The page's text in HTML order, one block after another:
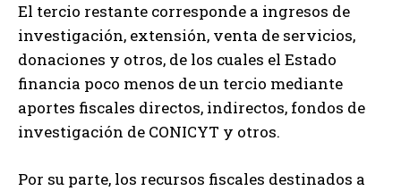
El tercio restante corresponde a ingresos de
investigación, extensión, venta de servicios,
donaciones y otros, de los cuales el Estado
financia poco menos de un tercio mediante
aportes fiscales directos, indirectos, fondos de
investigación de CONICYT y otros.
Por su parte, los recursos fiscales destinados a